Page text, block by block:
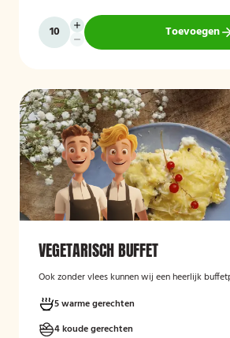
Toevoegen
VEGETARISCH BUFFET
Ook zonder vlees kunnen wij een heerlijk
5 warme gerechten
4 koude gerechten